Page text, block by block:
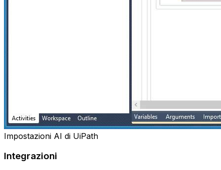
Impostazioni AI di UiPath
Integrazioni